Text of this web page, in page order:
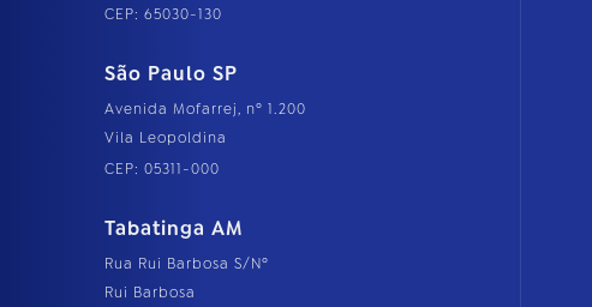
CEP: 65030-130
São Paulo SP
Avenida Mofarrej, nº 1.200
Vila Leopoldina
CEP: 05311-000
Tabatinga AM
Rua Rui Barbosa S/Nº
Rui Barbosa